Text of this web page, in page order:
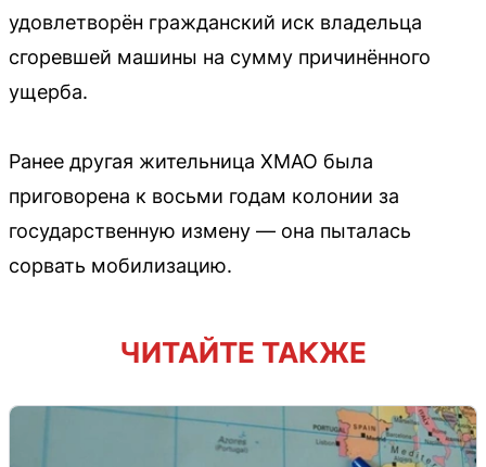
удовлетворён гражданский иск владельца
сгоревшей машины на сумму причинённого
ущерба.
Ранее другая жительница ХМАО была
приговорена к восьми годам колонии за
государственную измену — она пыталась
сорвать мобилизацию.
ЧИТАЙТЕ ТАКЖЕ